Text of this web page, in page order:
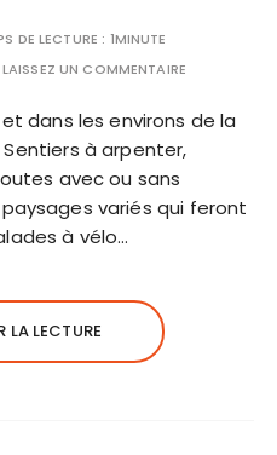
DE LECTURE : 1MINUTE
LAISSEZ UN COMMENTAIRE
dans les environs de la
à arpenter,
avec ou sans
variés qui feront
à vélo…
LA LECTURE